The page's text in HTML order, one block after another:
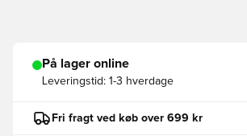
På lager online
Leveringstid: 1-3 hverdage
Fri fragt ved køb over 699 kr